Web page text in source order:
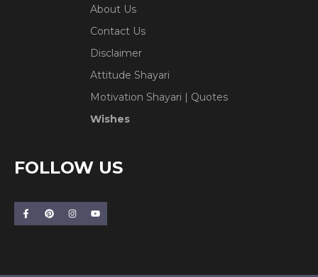
About Us
Contact Us
Disclaimer
Attitude Shayari
Motivation Shayari | Quotes
Wishes
FOLLOW US